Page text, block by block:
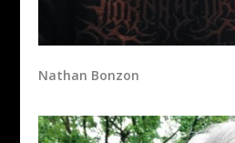
Nathan Bonzon